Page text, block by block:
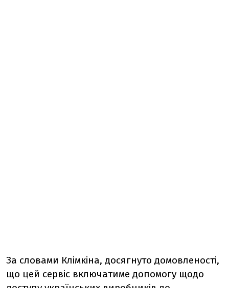
За словами Клімкіна, досягнуто домовленості,
що цей сервіс включатиме допомогу щодо